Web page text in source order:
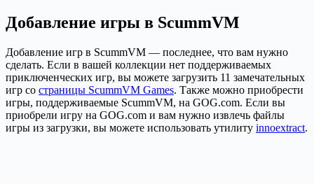
Добавление игры в ScummVM
Добавление игр в ScummVM — последнее, что вам нужно
сделать. Если в вашей коллекции нет поддерживаемых
приключенческих игр, вы можете загрузить 11 замечательных
игр со страницы ScummVM Games. Также можно приобрести
игры, поддерживаемые ScummVM, на GOG.com. Если вы
приобрели игру на GOG.com и вам нужно извлечь файлы
игры из загрузки, вы можете использовать утилиту innoextract.